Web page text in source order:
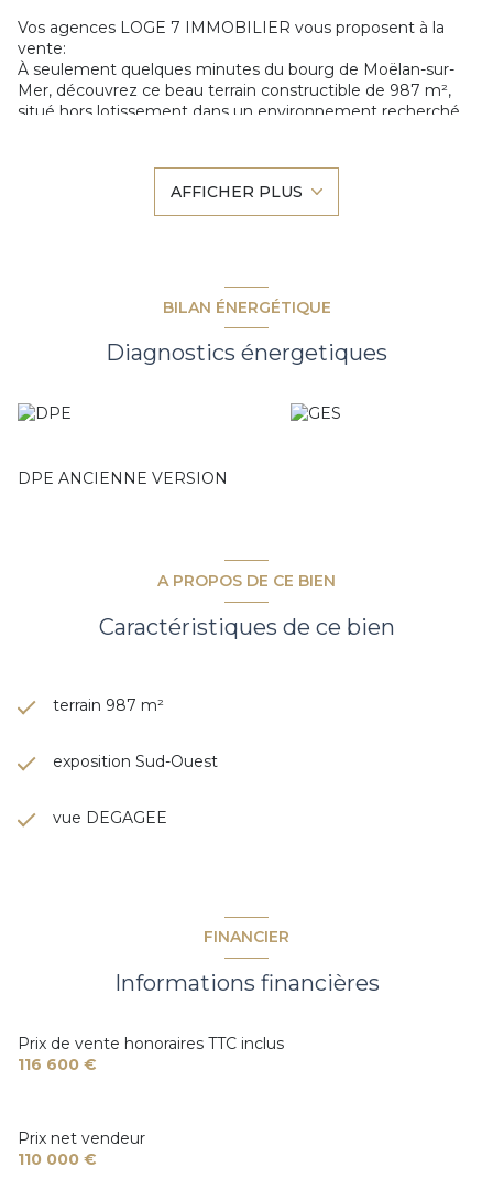
Vos agences LOGE 7 IMMOBILIER vous proposent à la
vente:
À seulement quelques minutes du bourg de Moëlan-sur-
Mer, découvrez ce beau terrain constructible de 987 m²,
situé hors lotissement dans un environnement recherché.
construction d’une belle maison familiale, projet avec vaste
jardin ou encore possibilité de rediviser en deux lots selon
vos envies. Vous apprécierez sa situation idéale, au calme
la réalisation de votre projet.
Assainissement individuel à prévoir.
Une opportunité rare pour imaginer un projet sur mesure
Contactez-nous rapidement pour une visite et laissez-vous
séduire par le potentiel de ce terrain.
Les informations sur les risques auxquels ce bien est
exposé sont disponibles sur le site
AFFICHER PLUS
BILAN ÉNERGÉTIQUE
Diagnostics énergetiques
DPE ANCIENNE VERSION
A PROPOS DE CE BIEN
Caractéristiques de ce bien
terrain 987 m²
exposition Sud-Ouest
vue DEGAGEE
FINANCIER
Informations financières
Prix de vente honoraires TTC inclus
116 600 €
Prix net vendeur
110 000 €